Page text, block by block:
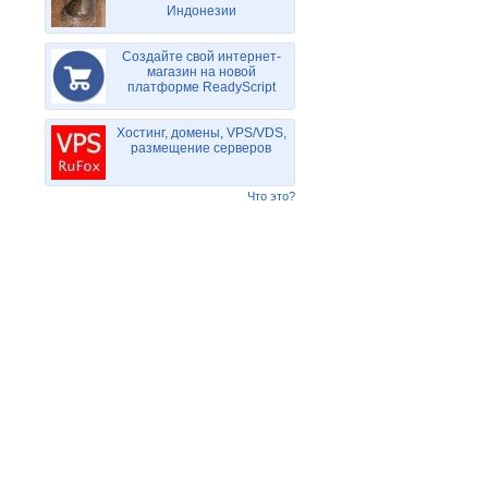
Индонезии
Создайте свой интернет-
магазин на новой
платформе ReadyScript
Хостинг, домены, VPS/VDS,
размещение серверов
Что это?